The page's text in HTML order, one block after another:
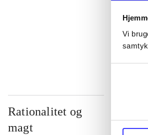
Vi
Rationalitet og
magt